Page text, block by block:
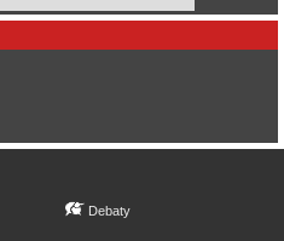
Debaty